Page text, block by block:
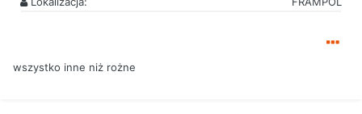
wszystko inne niż rożne